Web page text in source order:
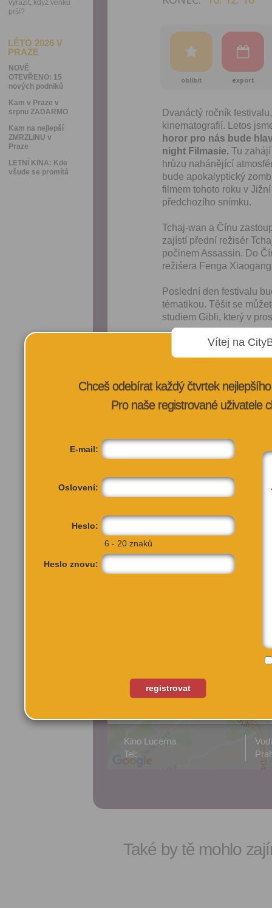
vyrazit, když venku
prší?
LÉTO 2026 V
PRAZE
NOVĚ
OTEVŘENO: 15
nových podniků
Kam v Praze v
srpnu ZADARMO
Kam na nejlepší
ZMRZLINU v
Praze
LETNÍ KINA: Kde
všude se promítá
oblíbit export
Dvanáctý ročník
kinematografií. Letos
horor pro nás bude
night Filmasie. Tu
hrůzu nahánějící
bude apokalyptický
filmem tohoto roku v
předchozího snímku.
Tchaj-wan a Čínu
zajístí přední režisér
počinem Assassin. Do
režiśera Fenga
Poslední den festivalu
tématikou. Těšit se
studiem Gibli, který v
Program najdetezde.
VÍCE
Kino Lucerna
Tel:
Také by tě mohlo
Vítej na
Chceš odebírat každý čtvrtek
Pro naše registrované uživatele
E-mail:
Oslovení:
Heslo:
6 - 20 znaků
Heslo znovu:
registrovat